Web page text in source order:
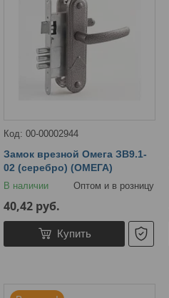
00-00002944
Замок врезной Омега ЗВ9.1-
02 (серебро) (ОМЕГА)
В наличии Оптом и в розницу
40,42 руб.
Купить